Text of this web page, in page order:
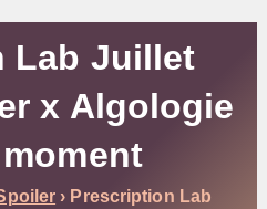
Lab Juillet
x Algologie
› Prescription Lab